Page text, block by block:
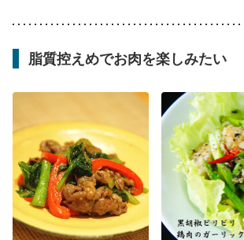
脂質控えめでお肉を楽しみたい